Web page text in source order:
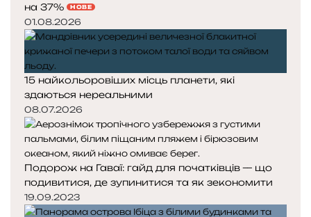
на 37%
НОВЕ
01.08.2026
15 найкольоровіших місць планети, які
здаються нереальними
08.07.2026
Подорож на Гаваї: гайд для початківців — що
подивитися, де зупинитися та як зекономити
19.09.2023